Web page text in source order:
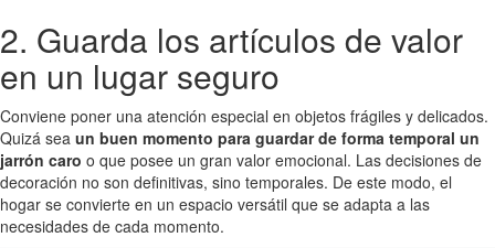
2. Guarda los artículos de valor
en un lugar seguro
Conviene poner una atención especial en objetos frágiles y delicados.
Quizá sea un buen momento para guardar de forma temporal un
jarrón caro o que posee un gran valor emocional. Las decisiones de
decoración no son definitivas, sino temporales. De este modo, el
hogar se convierte en un espacio versátil que se adapta a las
necesidades de cada momento.